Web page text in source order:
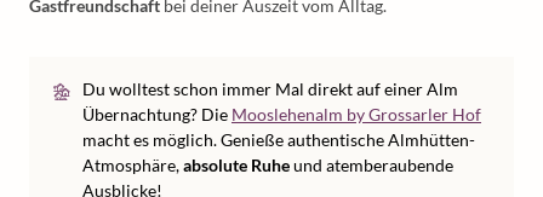
Gastfreundschaft bei deiner Auszeit vom Alltag.
Du wolltest schon immer Mal direkt auf einer Alm
Übernachtung? Die Mooslehenalm by Grossarler Hof
macht es möglich. Genieße authentische Almhütten-
Atmosphäre,absolute Ruheund atemberaubende
Ausblicke!